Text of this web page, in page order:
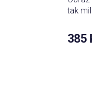
tak
385